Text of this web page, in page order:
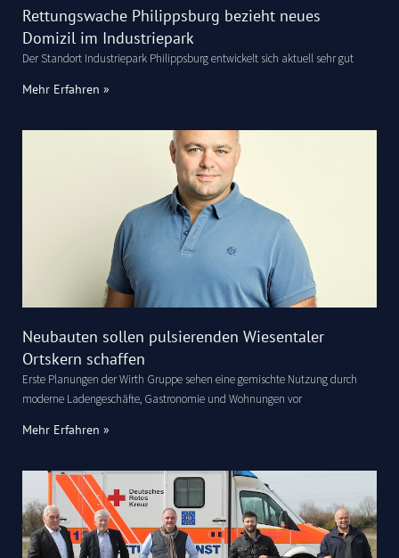
Rettungswache Philippsburg bezieht neues
Domizil im Industriepark
Der Standort Industriepark Philippsburg entwickelt sich aktuell sehr gut
Mehr Erfahren »
Neubauten sollen pulsierenden Wiesentaler
Ortskern schaffen
Erste Planungen der Wirth Gruppe sehen eine gemischte Nutzung durch
moderne Ladengeschäfte, Gastronomie und Wohnungen vor
Mehr Erfahren »